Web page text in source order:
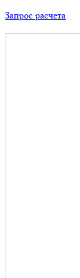
Запрос расчета